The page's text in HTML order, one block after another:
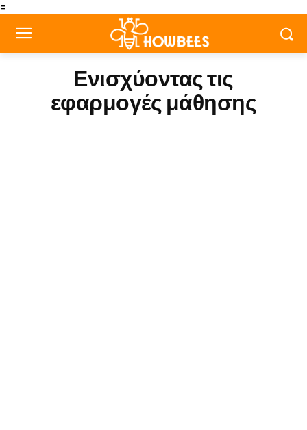
=
Ενισχύοντας τις
εφαρμογές μάθησης